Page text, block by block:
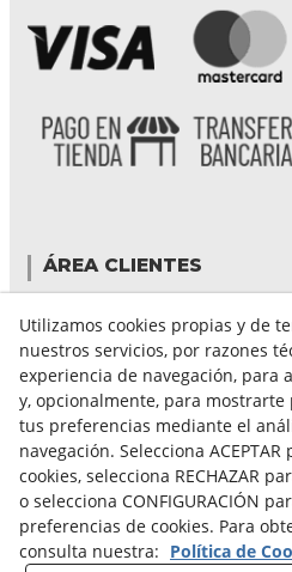
ÁREA CLIENTES
Mis compras
Cambiar contraseña
Crear cuenta
Condiciones de compra
GUÍA DE COMPRA
FORMAS DE PAGO
FORMAS DE ENVÍO
Utilizamos cookies propias y de
nuestros servicios, por razones
experiencia de navegación, para
y, opcionalmente, para
tus preferencias mediante el
navegación. Selecciona
cookies, selecciona RECHAZAR
o selecciona CONFIGURACIÓN
preferencias de cookies. Para
consulta nuestra: Política de